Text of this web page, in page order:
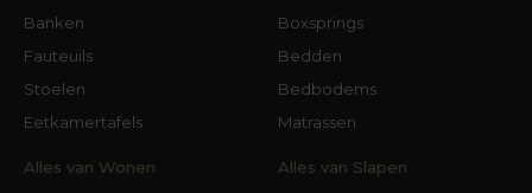
Banken
Fauteuils
Stoelen
Eetkamertafels
Alles van Wonen
Boxsprings
Bedden
Bedbodems
Matrassen
Alles van Slapen